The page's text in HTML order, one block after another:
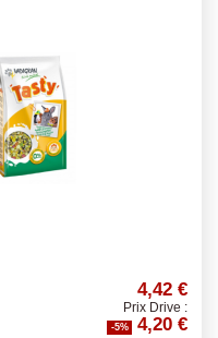
4,42 €
Prix Drive :
-5% 4,20 €